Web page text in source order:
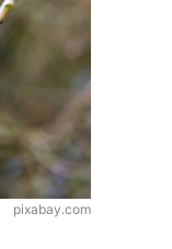
pixabay.com